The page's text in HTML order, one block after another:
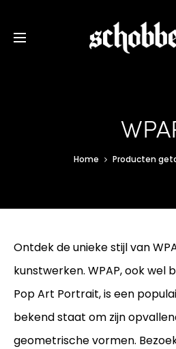
Home Producten
Ontdek de unieke stijl van
kunstwerken. WPAP, ook wel
Pop Art Portrait, is een
bekend staat om zijn
geometrische vormen.